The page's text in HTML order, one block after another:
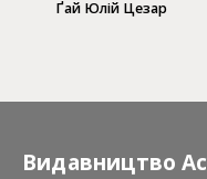
Ґай Юлій Цезар
Видавництво